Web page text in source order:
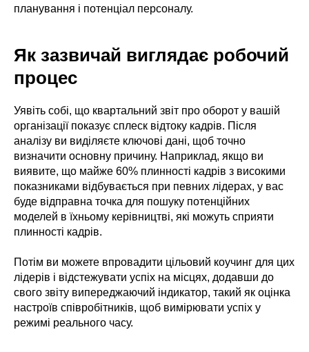
планування і потенціал персоналу.
Як зазвичай виглядає робочий
процес
Уявіть собі, що квартальний звіт про оборот у вашій
організації показує сплеск відтоку кадрів. Після
аналізу ви виділяєте ключові дані, щоб точно
визначити основну причину. Наприклад, якщо ви
виявите, що майже 60% плинності кадрів з високими
показниками відбувається при певних лідерах, у вас
буде відправна точка для пошуку потенційних
моделей в їхньому керівництві, які можуть сприяти
плинності кадрів.
Потім ви можете впровадити цільовий коучинг для цих
лідерів і відстежувати успіх на місцях, додавши до
свого звіту випереджаючий індикатор, такий як оцінка
настроїв співробітників, щоб вимірювати успіх у
режимі реального часу.